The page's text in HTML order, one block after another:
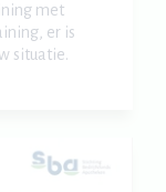
met
er is
situatie.